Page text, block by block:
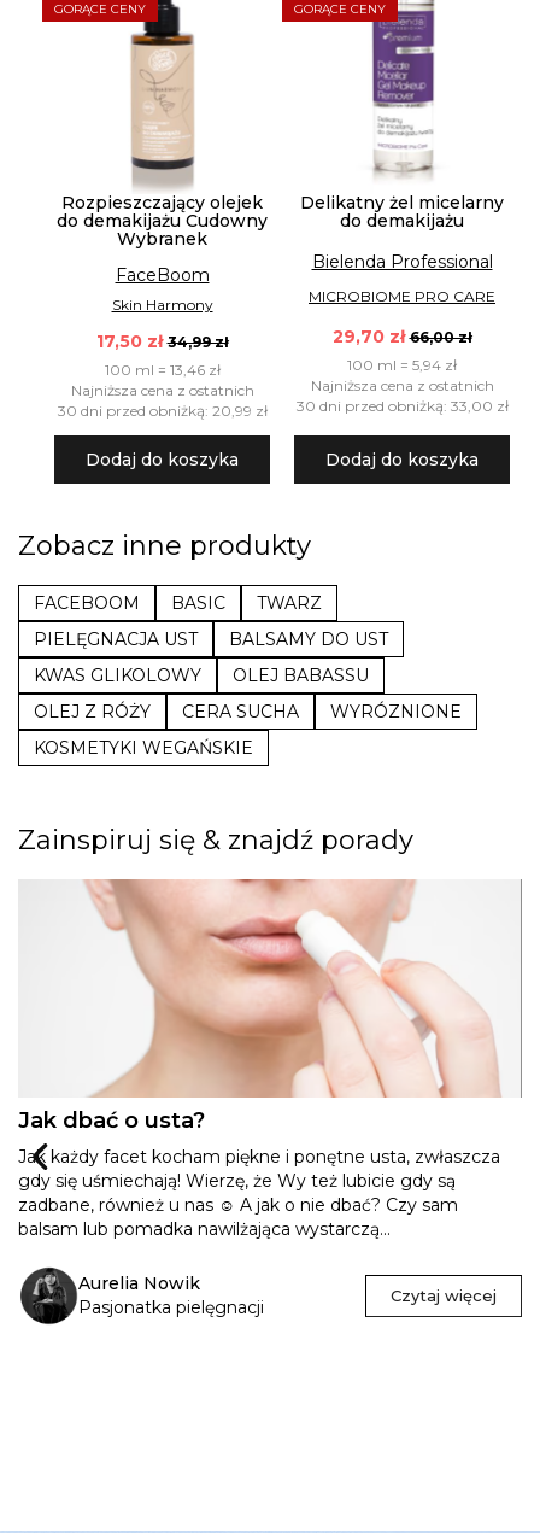
GORĄCE CENY
Rozpieszczający olejek
do demakijażu Cudowny
Wybranek
FaceBoom
Skin Harmony
17,50 zł 34,99 zł
100 ml = 13,46 zł
Najniższa cena z ostatnich
30 dni przed obniżką: 20,99 zł
Dodaj do koszyka
GORĄCE CENY
Delikatny żel micelarny
do demakijażu
Bielenda Professional
MICROBIOME PRO CARE
29,70 zł 66,00 zł
100 ml = 5,94 zł
Najniższa cena z ostatnich
30 dni przed obniżką: 33,00 zł
Dodaj do koszyka
Zobacz inne produkty
FACEBOOM BASIC
TWARZ
PIELĘGNACJA UST
BALSAMY DO UST
KWAS GLIKOLOWY
OLEJ BABASSU
OLEJ Z RÓŻY
CERA SUCHA
WYRÓZNIONE
KOSMETYKI WEGAŃSKIE
Zainspiruj się & znajdź porady
Jak dbać o usta?
Jak każdy facet kocham piękne i ponętne usta, zwłaszcza
gdy się uśmiechają! Wierzę, że Wy też lubicie gdy są
zadbane, również u nas ☺ A jak o nie dbać? Czy sam
balsam lub pomadka nawilżająca wystarczą...
Aurelia Nowik
Pasjonatka pielęgnacji
Czytaj więcej